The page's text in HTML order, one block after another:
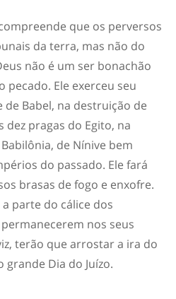
que os perversos
da terra, mas não do
não é um ser bonachão
pecado. Ele exerceu seu
Babel, na destruição de
dez pragas do Egito, na
de Nínive bem
do passado. Ele fará
brasas de fogo e enxofre.
parte do cálice dos
nos seus
terão que arrostar a ira do
Dia do Juízo.